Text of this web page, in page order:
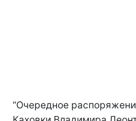
“Очередное